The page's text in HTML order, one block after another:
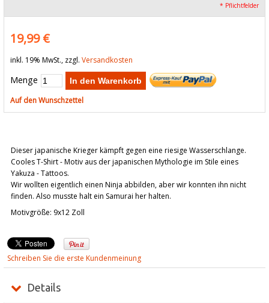
Dieser japanische Krieger kämpft gegen eine riesige Wasserschlange.
Cooles T-Shirt - Motiv aus der japanischen Mythologie im Stile eines
Yakuza - Tattoos.
Wir wollten eigentlich einen Ninja abbilden, aber wir konnten ihn nicht
finden. Also musste halt ein Samurai her halten.
Motivgröße: 9x12 Zoll
* Pflichtfelder
19,99 €
inkl. 19% MwSt., zzgl. Versandkosten
Menge In den Warenkorb
Auf den Wunschzettel
Schreiben Sie die erste Kundenmeinung
Details